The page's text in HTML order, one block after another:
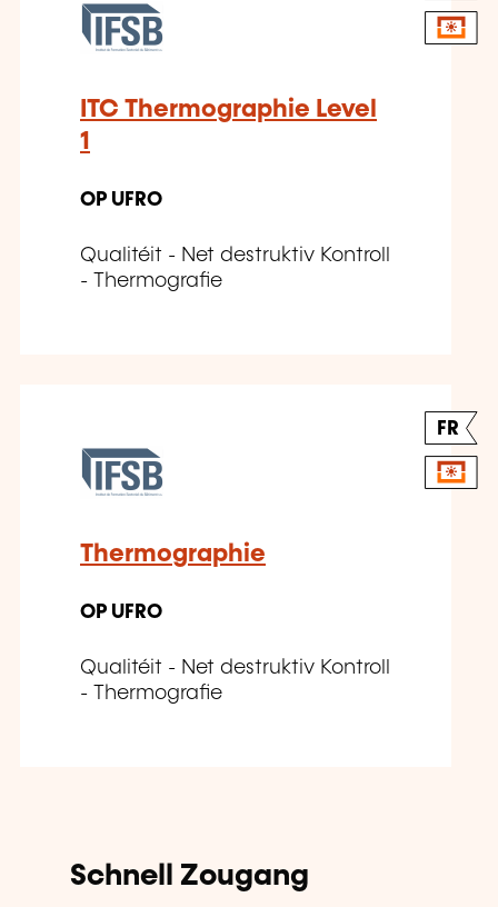
ITC Thermographie Level
1
OP UFRO
Qualitéit - Net destruktiv Kontroll
- Thermografie
FR
Thermographie
OP UFRO
Qualitéit - Net destruktiv Kontroll
- Thermografie
Schnell Zougang